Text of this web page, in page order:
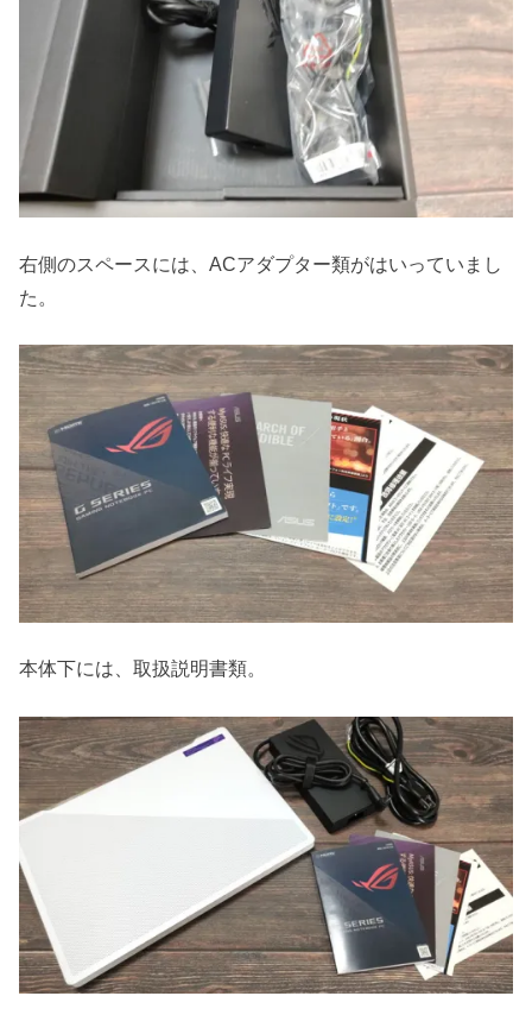
右側のスペースには、ACアダプター類がはいっていまし
た。
本体下には、取扱説明書類。